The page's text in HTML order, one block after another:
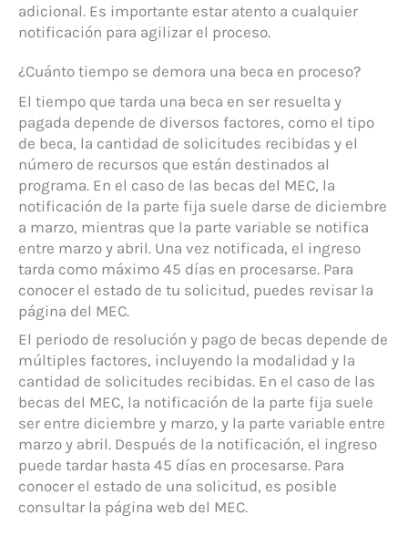
adicional. Es importante estar atento a cualquier
notificación para agilizar el proceso.
¿Cuánto tiempo se demora una beca en proceso?
El tiempo que tarda una beca en ser resuelta y
pagada depende de diversos factores, como el tipo
de beca, la cantidad de solicitudes recibidas y el
número de recursos que están destinados al
programa. En el caso de las becas del MEC, la
notificación de la parte fija suele darse de diciembre
a marzo, mientras que la parte variable se notifica
entre marzo y abril. Una vez notificada, el ingreso
tarda como máximo 45 días en procesarse. Para
conocer el estado de tu solicitud, puedes revisar la
página del MEC.
El periodo de resolución y pago de becas depende de
múltiples factores, incluyendo la modalidad y la
cantidad de solicitudes recibidas. En el caso de las
becas del MEC, la notificación de la parte fija suele
ser entre diciembre y marzo, y la parte variable entre
marzo y abril. Después de la notificación, el ingreso
puede tardar hasta 45 días en procesarse. Para
conocer el estado de una solicitud, es posible
consultar la página web del MEC.